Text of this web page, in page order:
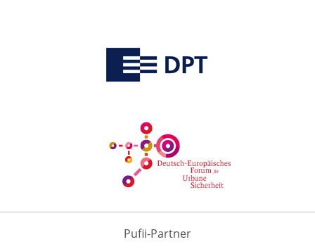
Pufii-Partner